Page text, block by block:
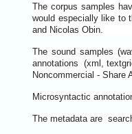
The corpus samples
would especially like to
and Nicolas Obin.
The sound samples
annotations (xml,
Noncommercial - Share
Microsyntactic
The metadata are